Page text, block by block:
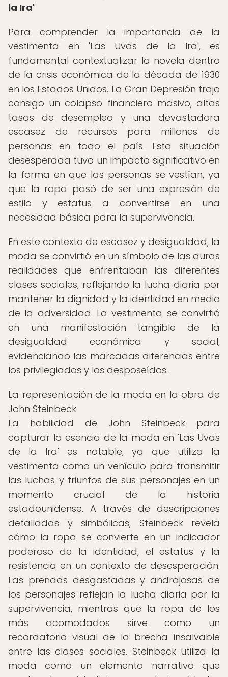
la Ira'
Para comprender la importancia de la
vestimenta en 'Las Uvas de la Ira', es
fundamental contextualizar la novela dentro
de la crisis económica de la década de 1930
en los Estados Unidos. La Gran Depresión trajo
consigo un colapso financiero masivo, altas
tasas de desempleo y una devastadora
escasez de recursos para millones de
personas en todo el país. Esta situación
desesperada tuvo un impacto significativo en
la forma en que las personas se vestían, ya
que la ropa pasó de ser una expresión de
estilo y estatus a convertirse en una
necesidad básica para la supervivencia.
En este contexto de escasez y desigualdad, la
moda se convirtió en un símbolo de las duras
realidades que enfrentaban las diferentes
clases sociales, reflejando la lucha diaria por
mantener la dignidad y la identidad en medio
de la adversidad. La vestimenta se convirtió
en una manifestación tangible de la
desigualdad económica y social,
evidenciando las marcadas diferencias entre
los privilegiados y los desposeídos.
La representación de la moda en la obra de
John Steinbeck
La habilidad de John Steinbeck para
capturar la esencia de la moda en 'Las Uvas
de la Ira' es notable, ya que utiliza la
vestimenta como un vehículo para transmitir
las luchas y triunfos de sus personajes en un
momento crucial de la historia
estadounidense. A través de descripciones
detalladas y simbólicas, Steinbeck revela
cómo la ropa se convierte en un indicador
poderoso de la identidad, el estatus y la
resistencia en un contexto de desesperación.
Las prendas desgastadas y andrajosas de
los personajes reflejan la lucha diaria por la
supervivencia, mientras que la ropa de los
más acomodados sirve como un
recordatorio visual de la brecha insalvable
entre las clases sociales. Steinbeck utiliza la
moda como un elemento narrativo que